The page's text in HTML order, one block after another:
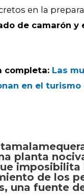
en la
de camarón y
completa: Las
en el turismo
planta
imposibilita
de los
una fuente